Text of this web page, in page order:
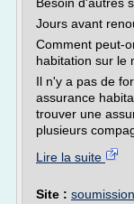
Jours avant
Comment peut-
habitation sur le
Il n'y a pas de
assurance
trouver une
plusieurs
Lire la suite
Site :